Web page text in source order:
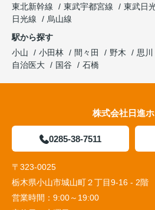
東北新幹線
東武宇都宮線 東武日
日光線
烏山線
駅から探す
小山
小田林 間々田 野木 思川
自治医大
国谷 石橋
株式会社日進
0285-38-7511
〒323-0025
栃木県小山市城山町２丁目9-16 - 2階
営業時間： 9:00～19:00